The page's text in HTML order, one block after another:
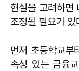
현실을 고려하면
조정될 필요가 있
먼저 초등학교부
속성 있는 금융